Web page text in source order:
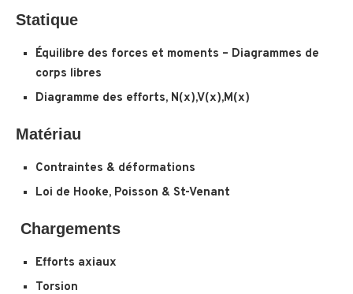
Statique
Équilibre des forces et moments – Diagrammes de
corps libres
Diagramme des efforts, N(x),V(x),M(x)
Matériau
Contraintes & déformations
Loi de Hooke, Poisson & St-Venant
Chargements
Efforts axiaux
Torsion